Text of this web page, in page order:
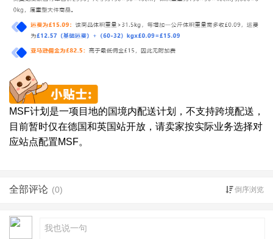
MSF计划是一项目地的国境内配送计划，不支持跨境配送，
目前暂时仅在德国和英国站开放，请卖家按实际业务选择对
应站点配置MSF。
全部评论 (0) 倒序浏览